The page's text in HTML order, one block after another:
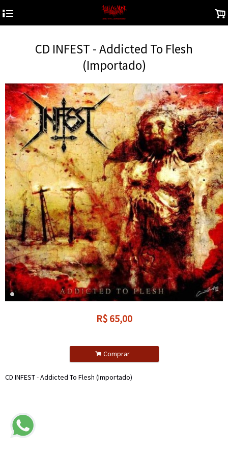
4 .
CD INFEST - Addicted To Flesh
(Importado)
R$ 65,00
. Comprar
CD INFEST - Addicted To Flesh (Importado)